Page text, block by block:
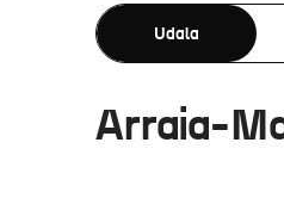
Udala
Arraia-